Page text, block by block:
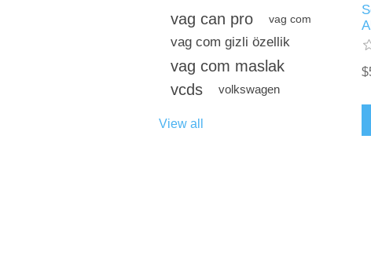
vag can pro vag com
vag com gizli özellik
vag com maslak
vcds
volkswagen
View all